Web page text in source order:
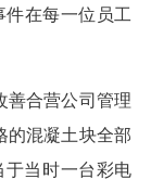
在每一位员工
善合营公司管理
的混凝土块全部
当时一台彩电